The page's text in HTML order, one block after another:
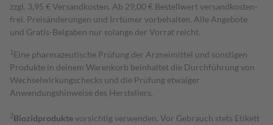
zzgl. 3,95 € Versandkosten. Ab 29,00 € Bestell­wert versand­kosten­
frei. Preisänderungen und Irrtümer vorbehalten. Alle Angebote
und Gratis-Beigaben nur solange der Vorrat reicht.
1 Eine pharmazeutische Prüfung der Arzneimittel und sonstigen
Produkte in deinem Warenkorb beinhaltet die Durchführung von
Wechselwirkungschecks und die Prüfung etwaiger
Anwendungshinweise des Herstellers.
2Biozidproduktevorsichtig verwenden. Vor Gebrauch stets Etikett